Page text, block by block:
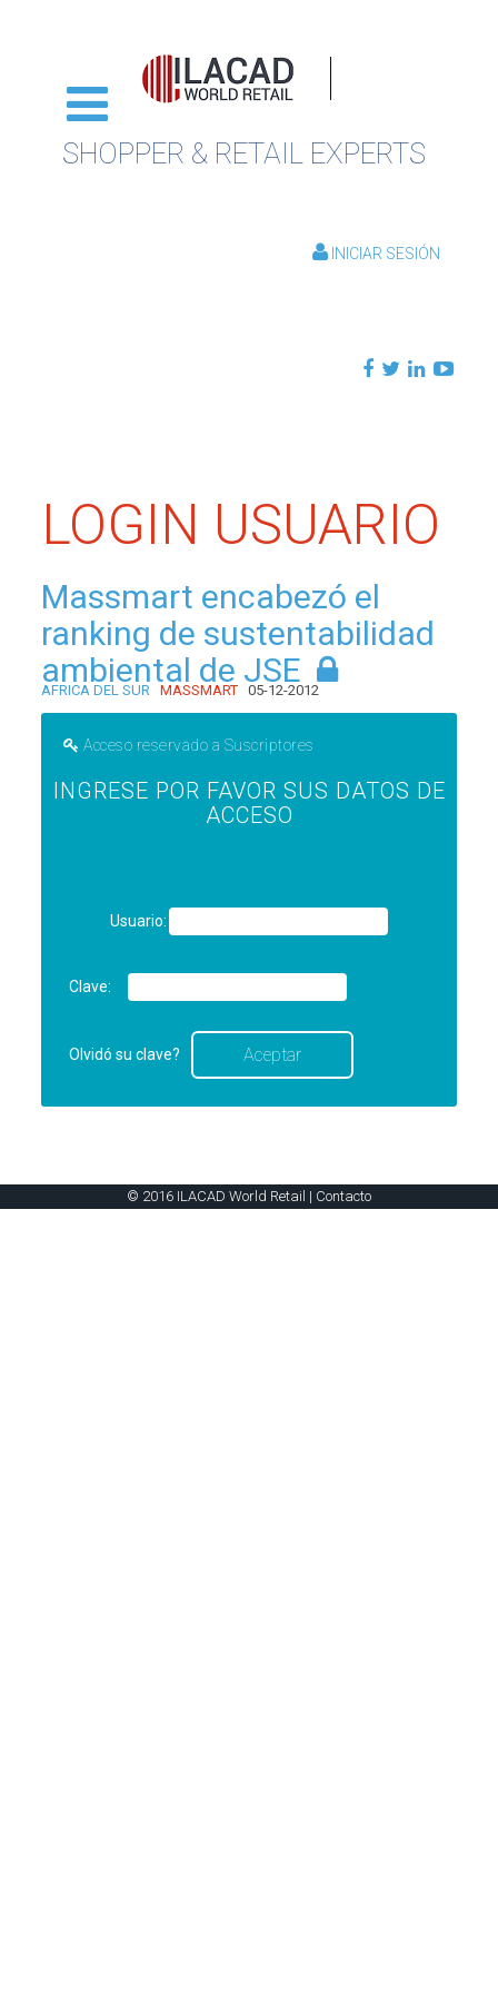
SHOPPER & RETAIL EXPERTS
INICIAR SESIÓN
LOGIN USUARIO
Massmart encabezó el
ranking de sustentabilidad
ambiental de JSE
AFRICA DEL SUR MASSMART 05-12-2012
Acceso reservado a Suscriptores
INGRESE POR FAVOR SUS DATOS DE
ACCESO
Usuario:
Clave:
Olvidó su clave?
© 2016 ILACAD World Retail | Contacto